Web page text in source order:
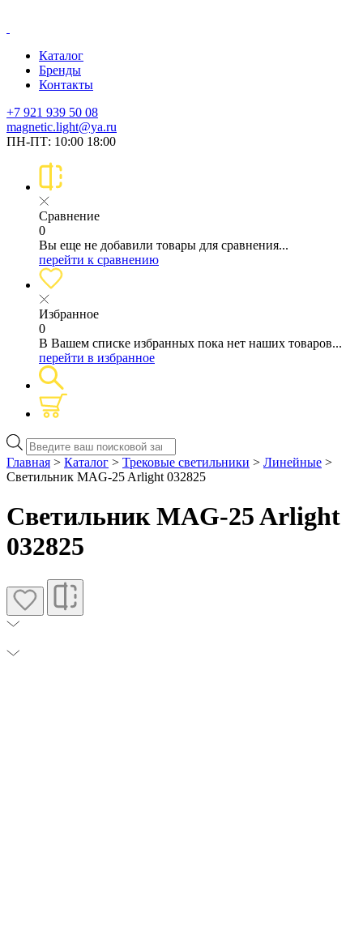
Каталог
Бренды
Контакты
+7 921 939 50 08
magnetic.light@ya.ru
ПН-ПТ: 10:00 18:00
Сравнение
0
Вы еще не добавили товары для сравнения...
перейти к сравнению
Избранное
0
В Вашем списке избранных пока нет наших товаров...
перейти в избранное
Поиск
товаров
Главная > Каталог > Трековые светильники > Линейные >
Светильник MAG-25 Arlight 032825
Светильник MAG-25 Arlight
032825